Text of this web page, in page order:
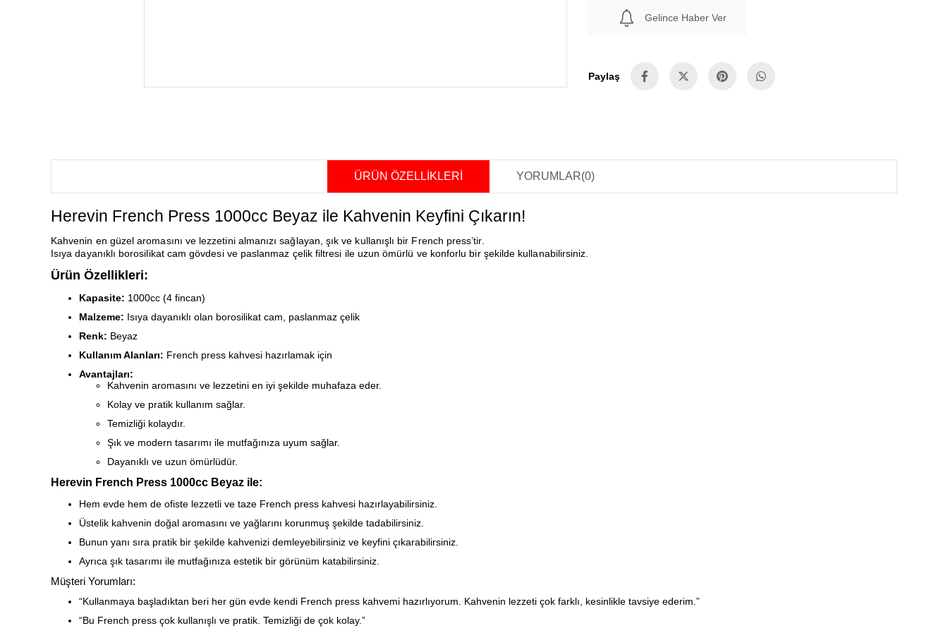
Gelince Haber Ver
Paylaş
ÜRÜN ÖZELLIKLERI YORUMLAR(0)
Herevin French Press 1000cc Beyaz ile Kahvenin Keyfini Çıkarın!
Kahvenin en güzel aromasını ve lezzetini almanızı sağlayan, şık ve kullanışlı bir French press’tir.
Isıya dayanıklı borosilikat cam gövdesi ve paslanmaz çelik filtresi ile uzun ömürlü ve konforlu bir şekilde kullanabilirsiniz.
Ürün Özellikleri:
Kapasite: 1000cc (4 fincan)
Malzeme: Isıya dayanıklı olan borosilikat cam, paslanmaz çelik
Renk: Beyaz
Kullanım Alanları: French press kahvesi hazırlamak için
Avantajları:
Kahvenin aromasını ve lezzetini en iyi şekilde muhafaza eder.
Kolay ve pratik kullanım sağlar.
Temizliği kolaydır.
Şık ve modern tasarımı ile mutfağınıza uyum sağlar.
Dayanıklı ve uzun ömürlüdür.
Herevin French Press 1000cc Beyaz ile:
Hem evde hem de ofiste lezzetli ve taze French press kahvesi hazırlayabilirsiniz.
Üstelik kahvenin doğal aromasını ve yağlarını korunmuş şekilde tadabilirsiniz.
Bunun yanı sıra pratik bir şekilde kahvenizi demleyebilirsiniz ve keyfini çıkarabilirsiniz.
Ayrıca şık tasarımı ile mutfağınıza estetik bir görünüm katabilirsiniz.
Müşteri Yorumları:
“Kullanmaya başladıktan beri her gün evde kendi French press kahvemi hazırlıyorum. Kahvenin lezzeti çok farklı, kesinlikle tavsiye ederim.”
“Bu French press çok kullanışlı ve pratik. Temizliği de çok kolay.”